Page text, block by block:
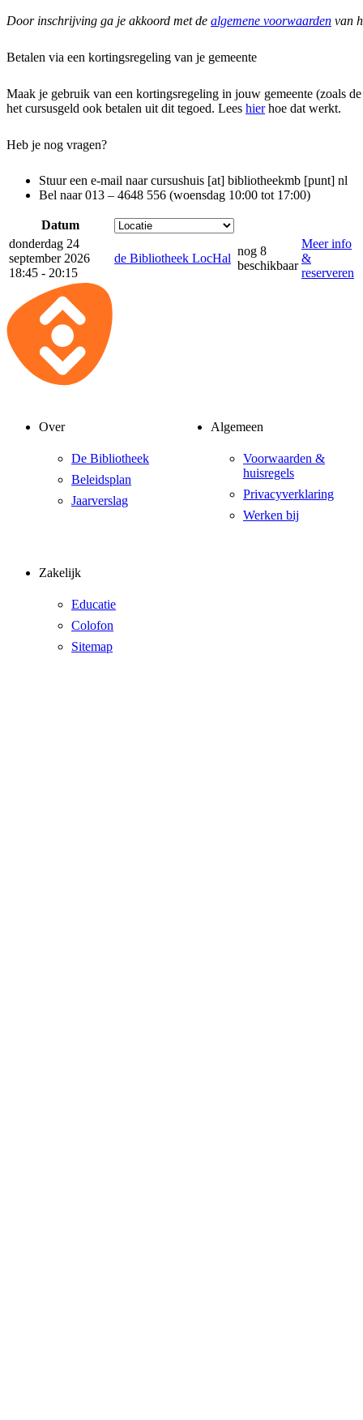
Door inschrijving ga je akkoord met de algemene voorwaarden van
Betalen via een kortingsregeling van je gemeente
Maak je gebruik van een kortingsregeling in jouw gemeente (zoals
het cursusgeld ook betalen uit dit tegoed. Lees hierhoe dat werkt.
Heb je nog vragen?
Stuur een e-mail naarcursushuis [at] bibliotheekmb [punt] nl
Bel naar 013 – 4648 556 (woensdag 10:00 tot 17:00)
Datum
donderdag 24
september 2026
18:45 - 20:15
de Bibliotheek LocHal
nog 8
beschikbaar
Meer info
&
reserveren
Over
De Bibliotheek
Beleidsplan
Jaarverslag
Algemeen
Voorwaarden &
huisregels
Privacyverklaring
Werken bij
Zakelijk
Educatie
Colofon
Sitemap